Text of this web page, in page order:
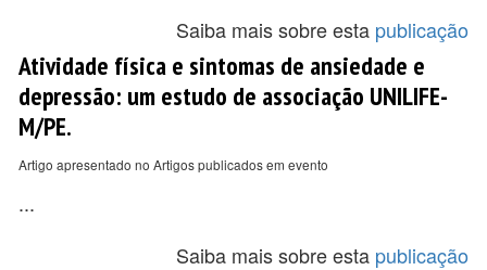
Saiba mais sobre esta publicação
Atividade física e sintomas de ansiedade e
depressão: um estudo de associação UNILIFE-
M/PE.
Artigo apresentado no Artigos publicados em evento
...
Saiba mais sobre esta publicação